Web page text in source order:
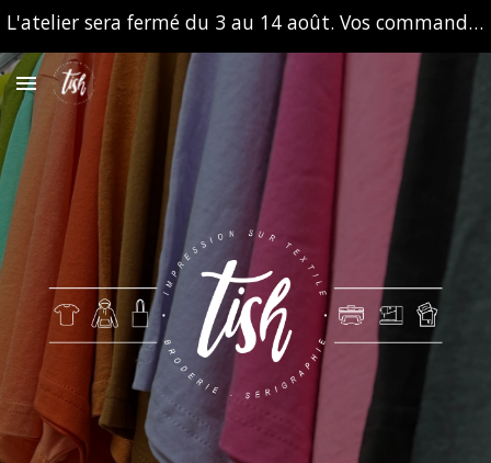
L'atelier sera fermé du 3 au 14 août. Vos commandes seront traitées à notre retour, à partir du lundi 17 août.